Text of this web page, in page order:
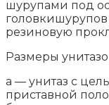
шурупами под
головкишурупов
резиновую
Размеры
а — унитаз с
приставной